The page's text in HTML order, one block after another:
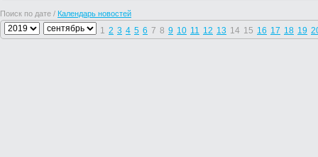
Поиск по дате / Календарь новостей
1 2 3 4 5 6 7 8 9 10 11 12 13 14 15 16 17 18 19